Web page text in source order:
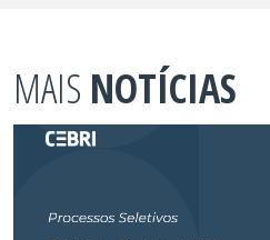
MAIS NOTÍCIAS